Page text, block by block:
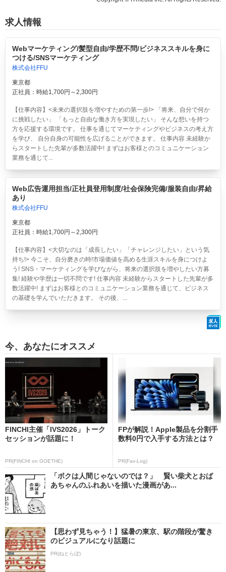
求人情報
Webマーケティング/髪型自由/学歴不問/ビジネススキルを身に
つける/SNSマーケティング
株式会社FFU
東京都
正社員：時給1,700円～2,300円
【仕事内容】<未来の選択肢を増やすための第一歩!> 「将来、自分で何か
に挑戦したい」 「もっと自由な働き方を実現したい」 そんな想いを持つ
方を応援する環境です。 仕事を通じてマーケティングやビジネスの考え方
を学び、 自分自身の可能性を広げることができます。 仕事内容 未経験か
らスタートした先輩が多数活躍中! まずはお客様とのコミュニケーション
業務を通じて...
Web広告運用担当/正社員登用制度/社会保険完備/服装自由/昇給
あり
株式会社FFU
東京都
正社員：時給1,700円～2,300円
【仕事内容】<大切なのは「成長したい」「チャレンジしたい」という気
持ち!> 今こそ、自分磨きの時!市場価値を高める生涯スキルを身につけよ
う! SNS・マーケティングを学びながら、将来の選択肢を増やしたい方募
集! 経験や学歴は一切不問です! 仕事内容 未経験からスタートした先輩が多
数活躍中! まずはお客様とのコミュニケーション業務を通じて、ビジネス
の基礎を学んでいただきます。 その後、...
今、あなたにオススメ
FINCHI主催「IVS2026」トーク
セッションが話題に！
PR(FINCHI on GOETHE)
FPが解説！Apple製品を分割手
数料0円で入手する方法とは？
PR(Fav-Log)
「ボクは人間じゃないのでは？」 賢い柴犬とおば
あちゃんのふれあいを描いた漫画があ...
【思わず見ちゃう！】猛暑の東京、駅の階段が驚き
のビジュアルになり話題に
PR(ねとらぼ)